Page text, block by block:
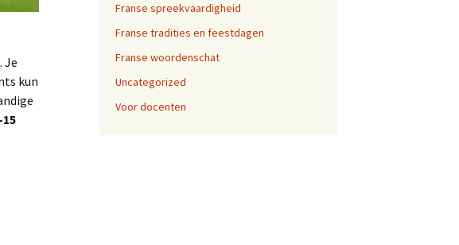
Je
kun
Franse spreekvaardigheid
Franse tradities en feestdagen
Franse woordenschat
Uncategorized
Voor docenten